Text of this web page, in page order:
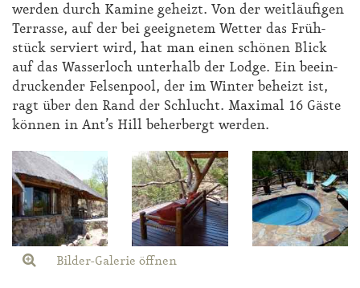
wer­den durch Ka­mi­ne ge­heizt. Von der weit­läu­fi­gen
Ter­ras­se, auf der bei ge­eig­ne­tem Wet­ter das Früh­
stück ser­viert wird, hat man ei­nen schö­nen Blick
auf das Was­ser­loch un­ter­halb der Lodge. Ein be­ein­
dru­cken­der Fel­sen­pool, der im Win­ter be­heizt ist,
ragt über den Rand der Schlucht. Ma­xi­mal 16 Gäs­te
kön­nen in Ant’s Hill be­her­bergt wer­den.
Bilder-Galerie öffnen